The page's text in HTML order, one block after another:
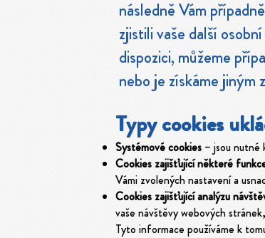
následně Vám
zjistili vaše další
dispozici, můžeme
nebo je získáme jiným
Typy cookies
Systémové cookies – jsou nutné
Cookies zajišťující některé
Vámi zvolených nastavení a
Cookies zajišťující analýzu
vaše návštěvy webových
Tyto informace používáme k